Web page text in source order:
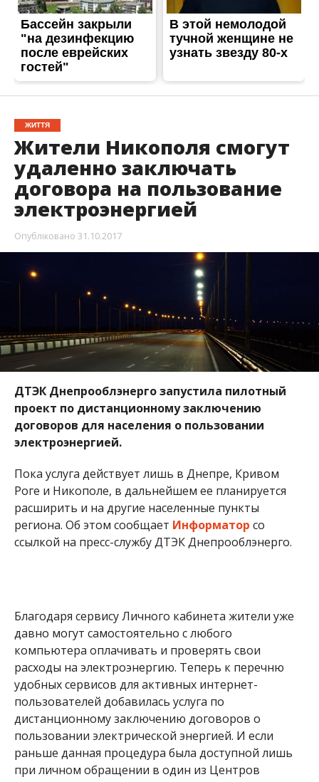
Жители Никополя смогут
удаленно заключать
договора на пользование
электроэнергией
Опубліковано31.10.2017
ДТЭК Днепрооблэнерго запустила пилотный
проект по дистанционному заключению
договоров для населения о пользовании
электроэнергией.
Пока услуга действует лишь в Днепре, Кривом
Роге и Никополе, в дальнейшем ее планируется
региона. Об этом сообщаетИнформаторсо
ссылкой на пресс-службу ДТЭК Днепрооблэнерго.
расходы на электроэнергию. Теперь к перечню
удобных сервисов для активных интернет-
пользователей добавилась услуга по
дистанционному заключению договоров о
пользовании электрической энергией. И если
раньше данная процедура была доступной лишь
при личном обращении в один из Центров
обслуживания клиентов (ЦОК) ДТЭК
Днепрооблэнерго, то теперь это можно будет
сделать дистанционно – через сайт компании.